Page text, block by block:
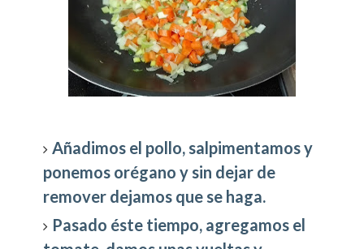
Añadimos el pollo, salpimentamos y
ponemos orégano y sin dejar de
remover dejamos que se haga.
Pasado éste tiempo, agregamos el